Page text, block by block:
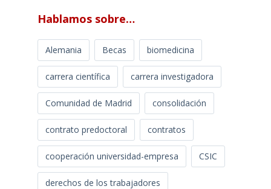
Hablamos sobre…
Alemania Becas biomedicina
carrera científica carrera investigadora
Comunidad de Madrid consolidación
contrato predoctoral contratos
cooperación universidad-empresa CSIC
derechos de los trabajadores